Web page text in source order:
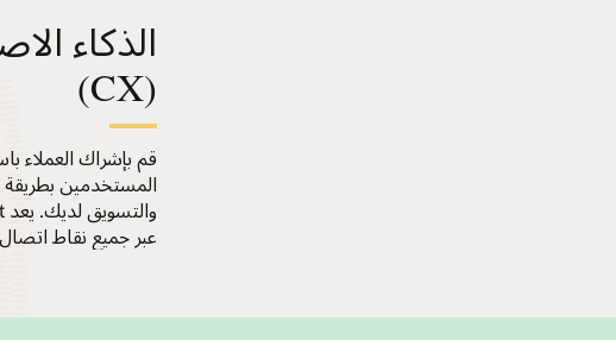
الذكاء
(CX)
قم بإشراك العملاء
المستخدمين
عبر جميع نقاط اتصال